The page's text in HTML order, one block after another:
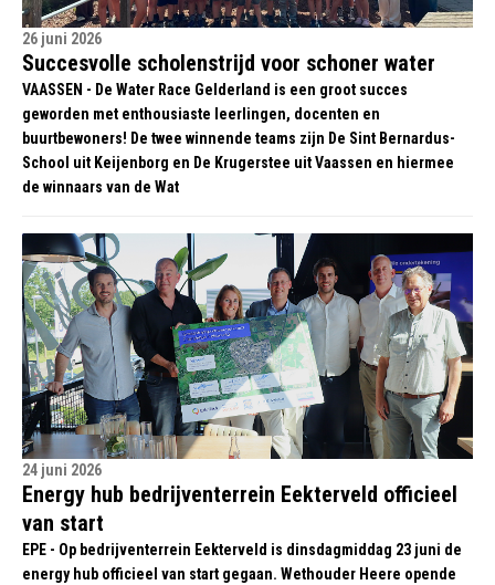
26 juni 2026
Succesvolle scholenstrijd voor schoner water
VAASSEN - De Water Race Gelderland is een groot succes
geworden met enthousiaste leerlingen, docenten en
buurtbewoners! De twee winnende teams zijn De Sint Bernardus-
School uit Keijenborg en De Krugerstee uit Vaassen en hiermee
de winnaars van de Wat
24 juni 2026
Energy hub bedrijventerrein Eekterveld officieel
van start
EPE - Op bedrijventerrein Eekterveld is dinsdagmiddag 23 juni de
energy hub officieel van start gegaan. Wethouder Heere opende